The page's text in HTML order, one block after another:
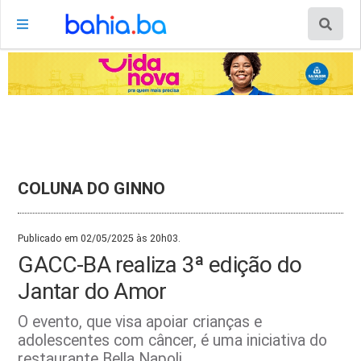
COLUNA DO GINNO
Publicado em 02/05/2025 às 20h03.
GACC-BA realiza 3ª edição do
Jantar do Amor
O evento, que visa apoiar crianças e
adolescentes com câncer, é uma iniciativa do